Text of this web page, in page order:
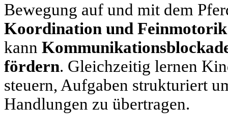
Bewegung auf und mit dem
Koordination und Feinmotorik
kann
fördern. Gleichzeitig lernen
steuern, Aufgaben strukturiert
Handlungen zu übertragen.